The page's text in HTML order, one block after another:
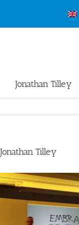
Jonathan Tilley
Jonathan Tilley